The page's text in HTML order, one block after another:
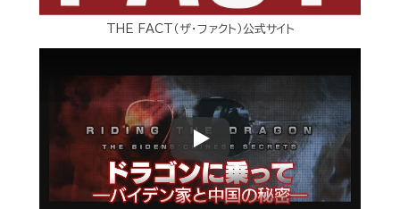
THE FACT（ザ・ファクト）公式サイト
Play